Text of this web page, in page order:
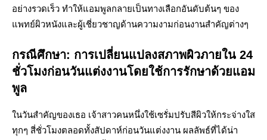
อย่างรวดเร็ว ทำให้แอมพูลกลายเป็นทางเลือกอันดับต้นๆ ของ
แพทย์ผิวหนังและผู้เชี่ยวชาญด้านความงามก่อนงานสำคัญต่างๆ
กรณีศึกษา: การเปลี่ยนแปลงสภาพผิวภายใน 24
ชั่วโมงก่อนวันแต่งงานโดยใช้การรักษาด้วยแอม
พูล
ในวันสำคัญของเธอ เจ้าสาวคนหนึ่งใช้เซรั่มปรับสีผิวให้กระจ่างใส
ทุกๆ สี่ชั่วโมงตลอดทั้งสัปดาห์ก่อนวันแต่งงาน ผลลัพธ์ที่ได้น่า